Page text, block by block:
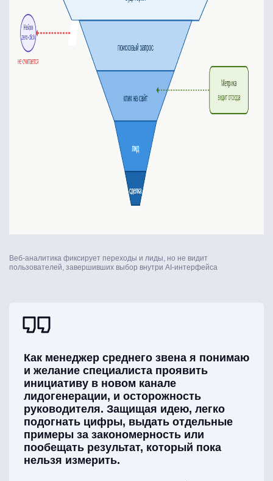
Веб-аналитика фиксирует переходы и лиды, но не видит
пользователей, завершивших выбор внутри AI-интерфейса
Как менеджер среднего звена я понимаю
и желание специалиста проявить
инициативу в новом канале
лидогенерации, и осторожность
руководителя. Защищая идею, легко
подогнать цифры, выдать отдельные
примеры за закономерность или
пообещать результат, который пока
нельзя измерить.